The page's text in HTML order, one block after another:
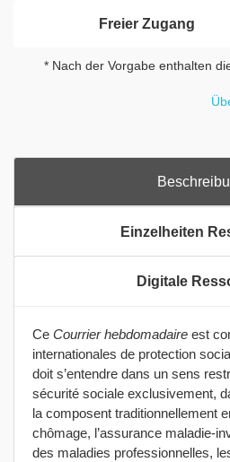
Freier Zugang
* Nach der Vorgabe enthalten
Einzelheiten
Digitale
Ce Courrier hebdomadaire est
internationales de protection
doit s’entendre dans un sens
sécurité sociale exclusivement,
la composent traditionnellement
chômage, l’assurance maladie-
des maladies professionnelles,